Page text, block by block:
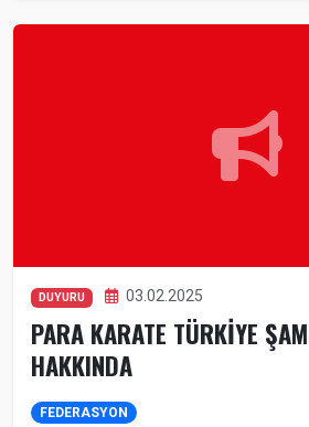
DUYURU 03.02.2025
PARA KARATE TÜRKİYE
HAKKINDA
FEDERASYON